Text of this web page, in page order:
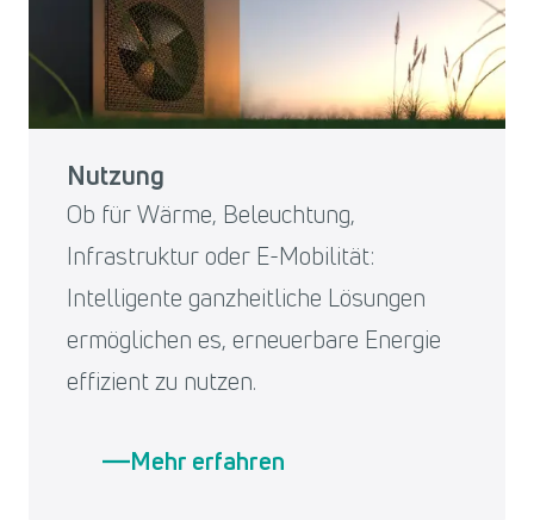
Nutzung
Ob für Wärme, Beleuchtung,
Infrastruktur oder E-Mobilität:
Intelligente ganzheitliche Lösungen
ermöglichen es, erneuerbare Energie
effizient zu nutzen.
Mehr erfahren